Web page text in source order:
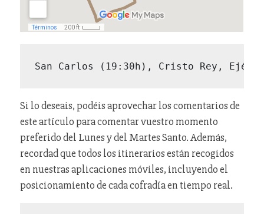
San Carlos (19:30h), Cristo Rey,
Si lo deseais, podéis aprovechar los comentarios de
este artículo para comentar vuestro momento
preferido del Lunes y del Martes Santo. Además,
recordad que todos los itinerarios están recogidos
en nuestras aplicaciones móviles, incluyendo el
posicionamiento de cada cofradía en tiempo real.